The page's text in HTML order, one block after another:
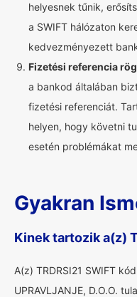
helyesnek tűnik,
a SWIFT hálózaton
kedvezményezett
Fizetési referencia
a bankod általában
fizetési referenciát.
helyen, hogy követni
esetén problémákat
Gyakran
Kinek tartozik a(z)
A(z) TRDRSI21 SWIFT
UPRAVLJANJE, D.O.O.